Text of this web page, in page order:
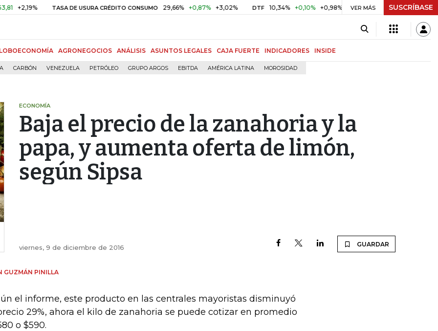
+2,19% TASA DE USURA CRÉDITO CONSUMO 29,66% +0,87% +3,02% DTF 10,34% +0,10% +0,98% UVR $ 416,86 +$ 0,05 +0,01%
VER MÁS SUSCRÍBASE
AGRONEGOCIOS ANÁLISIS ASUNTOS LEGALES CAJA FUERTE INDICADORES INSIDE
CARBÓN VENEZUELA PETRÓLEO GRUPO ARGOS EBITDA AMÉRICA LATINA MOROSIDAD
ECONOMÍA
Baja el precio de la zanahoria y la
papa, y aumenta oferta de limón,
según Sipsa
viernes, 9 de diciembre de 2016 GUARDAR
GUZMÁN PINILLA
el informe, este producto en las centrales mayoristas disminuyó
29%, ahora el kilo de zanahoria se puede cotizar en promedio
o $590.